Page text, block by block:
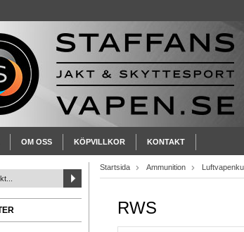
OM OSS KÖPVILLKOR KONTAKT
Startsida Ammunition
RWS